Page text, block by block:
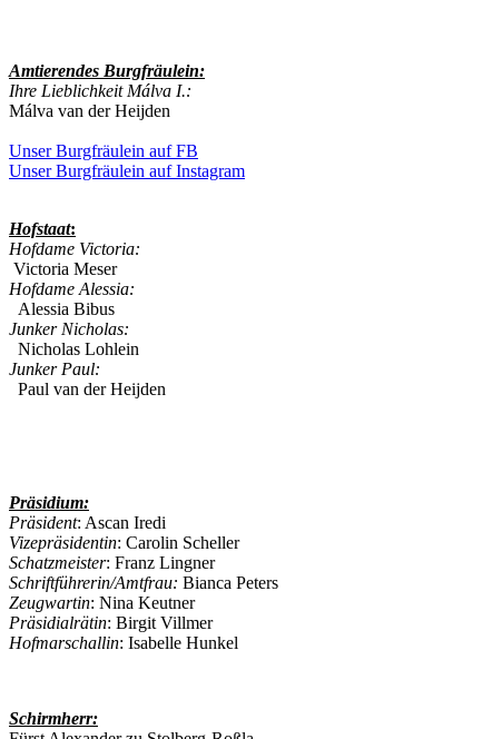
Amtierendes Burgfräulein:
Ihre Lieblichkeit Málva I.:
Málva van der Heijden
Unser Burgfräulein auf FB
Unser Burgfräulein auf Instagram
Hofstaat:
Hofdame Victoria:
Victoria Meser
Hofdame Alessia:
Alessia Bibus
Junker Nicholas:
Nicholas Lohlein
Junker Paul:
Paul van der Heijden
Präsidium:
Präsident: Ascan Iredi
Vizepräsidentin: Carolin Scheller
Schatzmeister: Franz Lingner
Schriftführerin/Amtfrau: Bianca Peters
Zeugwartin: Nina Keutner
Präsidialrätin: Birgit Villmer
Hofmarschallin: Isabelle Hunkel
Schirmherr: